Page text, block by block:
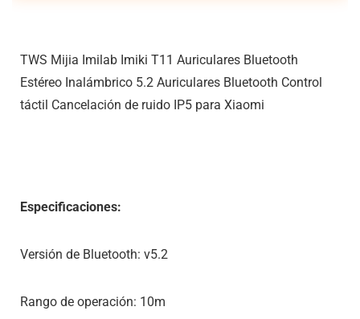
TWS Mijia Imilab Imiki T11 Auriculares Bluetooth
Estéreo Inalámbrico 5.2 Auriculares Bluetooth Control
táctil Cancelación de ruido IP5 para Xiaomi
Especificaciones:
Versión de Bluetooth: v5.2
Rango de operación: 10m